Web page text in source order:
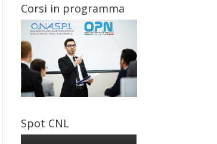
Corsi in programma
Spot CNL